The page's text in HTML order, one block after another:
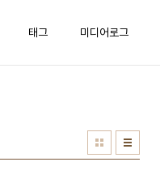
태그 미디어로그